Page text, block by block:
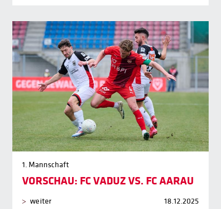
1. Mannschaft
VORSCHAU: FC VADUZ VS. FC AARAU
weiter 18.12.2025